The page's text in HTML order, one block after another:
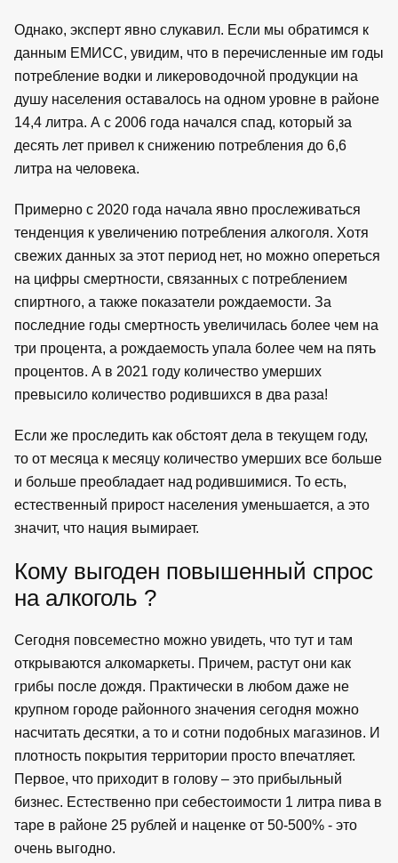
Однако, эксперт явно слукавил. Если мы обратимся к
данным ЕМИСС, увидим, что в перечисленные им годы
потребление водки и ликероводочной продукции на
душу населения оставалось на одном уровне в районе
14,4 литра. А с 2006 года начался спад, который за
десять лет привел к снижению потребления до 6,6
литра на человека.
Примерно с 2020 года начала явно прослеживаться
тенденция к увеличению потребления алкоголя. Хотя
свежих данных за этот период нет, но можно опереться
на цифры смертности, связанных с потреблением
спиртного, а также показатели рождаемости. За
последние годы смертность увеличилась более чем на
три процента, а рождаемость упала более чем на пять
процентов. А в 2021 году количество умерших
превысило количество родившихся в два раза!
Если же проследить как обстоят дела в текущем году,
то от месяца к месяцу количество умерших все больше
и больше преобладает над родившимися. То есть,
естественный прирост населения уменьшается, а это
значит, что нация вымирает.
Кому выгоден повышенный спрос
на алкоголь ?
Сегодня повсеместно можно увидеть, что тут и там
открываются алкомаркеты. Причем, растут они как
грибы после дождя. Практически в любом даже не
крупном городе районного значения сегодня можно
насчитать десятки, а то и сотни подобных магазинов. И
плотность покрытия территории просто впечатляет.
Первое, что приходит в голову – это прибыльный
бизнес. Естественно при себестоимости 1 литра пива в
таре в районе 25 рублей и наценке от 50-500% - это
очень выгодно.